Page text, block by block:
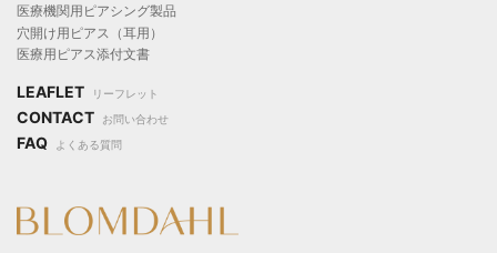
医療機関用ピアシング製品
穴開け用ピアス（耳用）
医療用ピアス添付文書
LEAFLET リーフレット
CONTACT お問い合わせ
FAQ よくある質問